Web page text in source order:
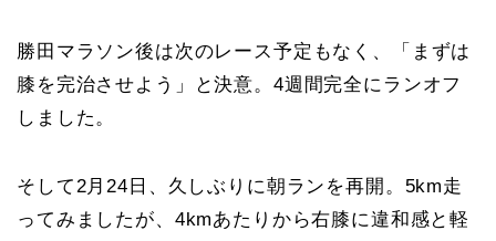
勝田マラソン後は次のレース予定もなく、「まずは
膝を完治させよう」と決意。4週間完全にランオフ
しました。
そして2月24日、久しぶりに朝ランを再開。5km走
ってみましたが、4kmあたりから右膝に違和感と軽